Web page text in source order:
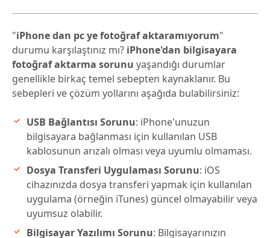
"iPhone dan pc ye fotoğraf aktaramıyorum"
durumu karşılaştınız mı? iPhone'dan bilgisayara
fotoğraf aktarma sorunu yaşandığı durumlar
genellikle birkaç temel sebepten kaynaklanır. Bu
sebepleri ve çözüm yollarını aşağıda bulabilirsiniz:
USB Bağlantısı Sorunu: iPhone'unuzun
bilgisayara bağlanması için kullanılan USB
kablosunun arızalı olması veya uyumlu olmaması.
Dosya Transferi Uygulaması Sorunu: iOS
cihazınızda dosya transferi yapmak için kullanılan
uygulama (örneğin iTunes) güncel olmayabilir veya
uyumsuz olabilir.
Bilgisayar Yazılımı Sorunu: Bilgisayarınızın